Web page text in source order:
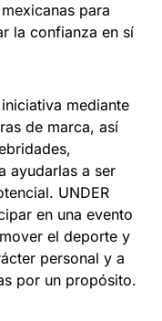
para
la confianza en sí
iniciativa mediante
de marca, así
ayudarlas a ser
UNDER
en una evento
el deporte y
personal y a
por un propósito.